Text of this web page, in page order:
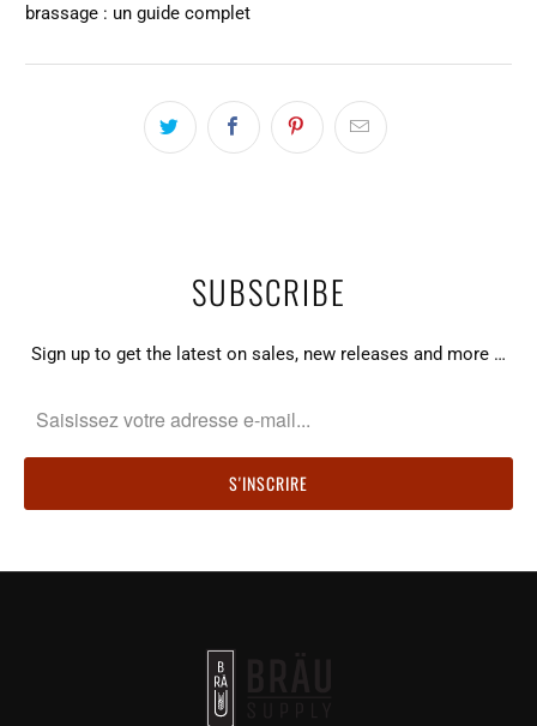
brassage : un guide complet
SUBSCRIBE
Sign up to get the latest on sales, new releases and more …